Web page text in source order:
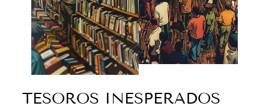
TESOROS INESPERADOS